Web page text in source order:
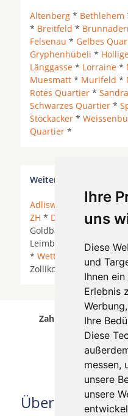
Ihre
uns
Diese
und
Ihnen
Erlebnis
Ihre
Diese
messen,
unsere
unsere
Altenberg * Bethlehem
* Breitfeld *
Felsenau * Gelbes
Gryphenhübeli *
Länggasse * Lorraine *
Muesmatt * Murifeld *
Rotes Quartier *
Schwarzes Quartier *
Stöckacker *
Quartier *
Weitere Orte in der
Adliswil * Alt Paradies
ZH * Dübendorf*
Goldbach * Kilchberg *
Leimbach *
Rüschlikon
* Wettswil Zollikerberg
Zollikon Station *
Zahnärzte für
wurde am 07
Über uns